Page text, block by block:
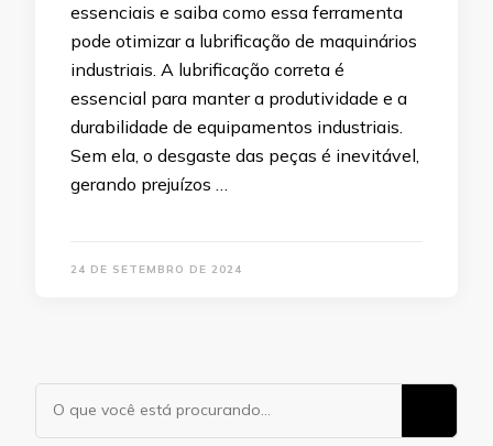
essenciais e saiba como essa ferramenta
pode otimizar a lubrificação de maquinários
industriais. A lubrificação correta é
essencial para manter a produtividade e a
durabilidade de equipamentos industriais.
Sem ela, o desgaste das peças é inevitável,
gerando prejuízos …
24 DE SETEMBRO DE 2024
Procurando
algo?